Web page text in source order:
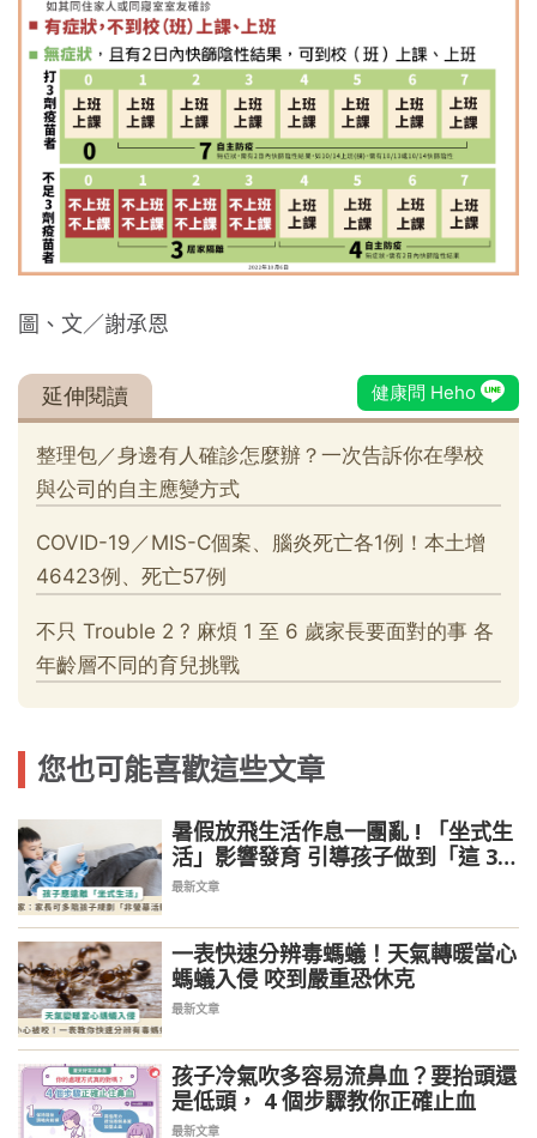
圖、文／謝承恩
您也可能喜歡這些文章
暑假放飛生活作息一團亂 ! 「坐式生
活」影響發育 引導孩子做到「這 3
點」
最新文章
一表快速分辨毒螞蟻！天氣轉暖當心
螞蟻入侵 咬到嚴重恐休克
最新文章
孩子冷氣吹多容易流鼻血？要抬頭還
是低頭， 4 個步驟教你正確止血
最新文章